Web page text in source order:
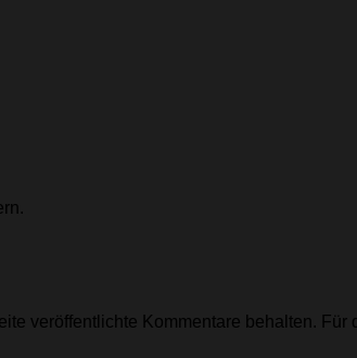
veröffentlichte Kommentare behalten. Für